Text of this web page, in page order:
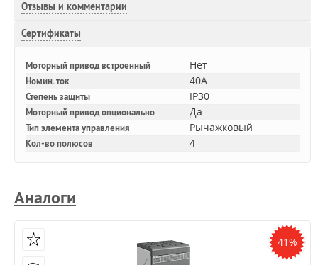
Отзывы и комментарии
Сертификаты
Моторный привод встроенный Нет
Номин. ток 40A
Степень защиты IP30
Моторный привод опционально Да
Тип элемента управления Рычажковый
Кол-во полюсов 4
Аналоги
41%